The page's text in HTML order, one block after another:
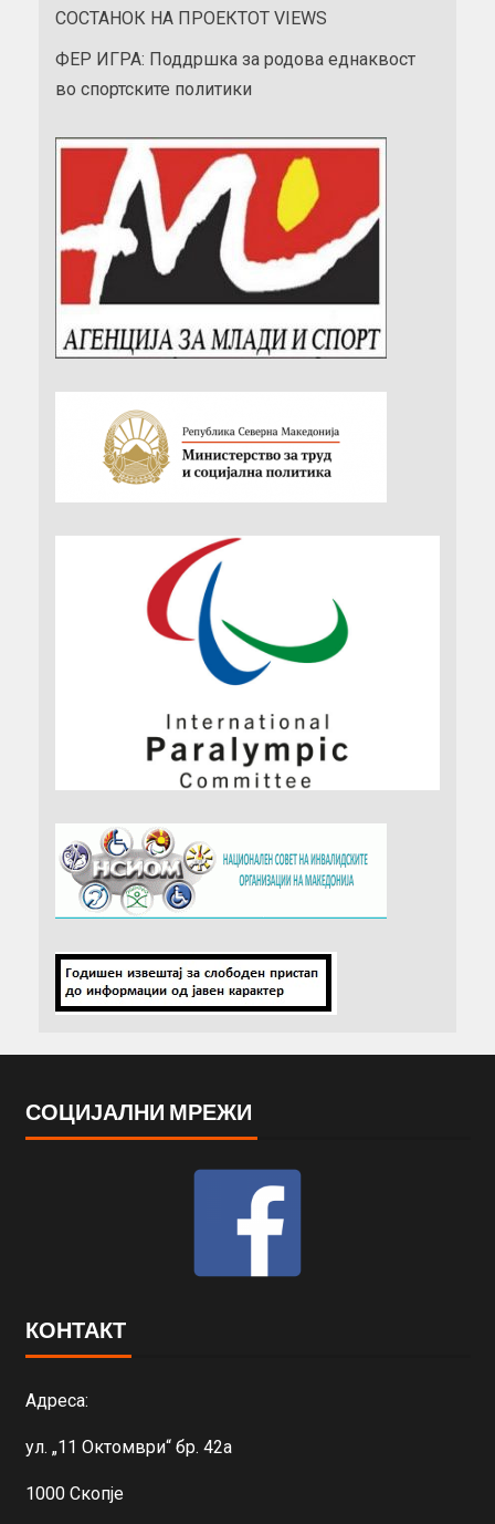
СОСТАНОК НА ПРОЕКТОТ VIEWS
ФЕР ИГРА: Поддршка за родова еднаквост
во спортските политики
СОЦИЈАЛНИ МРЕЖИ
КОНТАКТ
Адреса:
ул. „11 Октомври“ бр. 42а
1000 Скопје